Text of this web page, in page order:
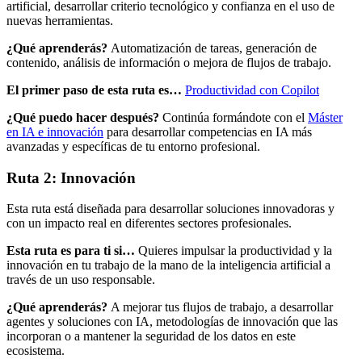
artificial, desarrollar criterio tecnológico y confianza en el uso de
nuevas herramientas.
¿Qué aprenderás? Automatización de tareas, generación de
contenido, análisis de información o mejora de flujos de trabajo.
El primer paso de esta ruta es… Productividad con Copilot
¿Qué puedo hacer después? Continúa formándote con el Máster
en IA e innovación para desarrollar competencias en IA más
avanzadas y específicas de tu entorno profesional.
Ruta 2: Innovación
Esta ruta está diseñada para desarrollar soluciones innovadoras y
con un impacto real en diferentes sectores profesionales.
Esta ruta es para ti si… Quieres impulsar la productividad y la
innovación en tu trabajo de la mano de la inteligencia artificial a
través de un uso responsable.
¿Qué aprenderás? A mejorar tus flujos de trabajo, a desarrollar
agentes y soluciones con IA, metodologías de innovación que las
incorporan o a mantener la seguridad de los datos en este
ecosistema.